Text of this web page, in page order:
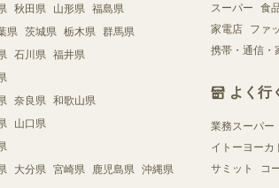
秋田県 山形県 福島県
県 茨城県 栃木県 群馬県
石川県 福井県
奈良県 和歌山県
山口県
大分県 宮崎県 鹿児島県 沖縄県
スーパー 食
家電店
ファ
携帯・通信・
よく行
業務スーパー
イトーヨーカ
サミット
コ